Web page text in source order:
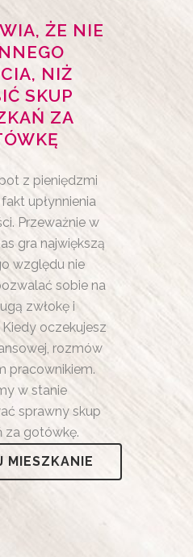
ŻE NIE
NIŻ
SKUP
ZA
z pieniędzmi
upłynnienia
Przeważnie w
gra największą
względu nie
sobie na
zwłokę i
oczekujesz
rozmów
pracownikiem.
w stanie
sprawny skup
za gotówkę.
MIESZKANIE